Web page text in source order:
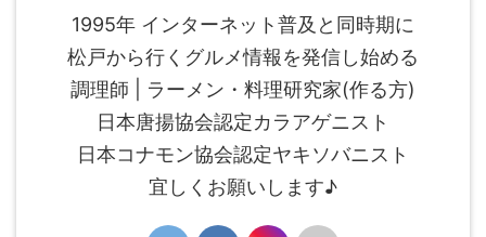
1995年 インターネット普及と同時期に
松戸から行くグルメ情報を発信し始める
調理師 | ラーメン・料理研究家(作る方)
日本唐揚協会認定カラアゲニスト
日本コナモン協会認定ヤキソバニスト
宜しくお願いします♪